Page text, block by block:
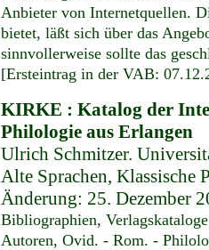
Anbieter von Internetquellen.
bietet, läßt sich über das
sinnvollerweise sollte das
[Ersteintrag in der VAB:
KIRKE : Katalog der
Philologie aus Erlangen
Ulrich Schmitzer.
Alte Sprachen,
Änderung: 25. Dezember
Bibliographien,
Autoren, Ovid. - Rom. -